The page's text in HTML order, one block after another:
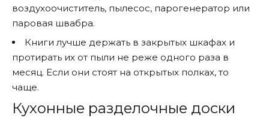
воздухоочиститель, пылесос, парогенератор или
паровая швабра.
Книги лучше держать в закрытых шкафах и
протирать их от пыли не реже одного раза в
месяц. Если они стоят на открытых полках, то
чаще.
Кухонные разделочные доски